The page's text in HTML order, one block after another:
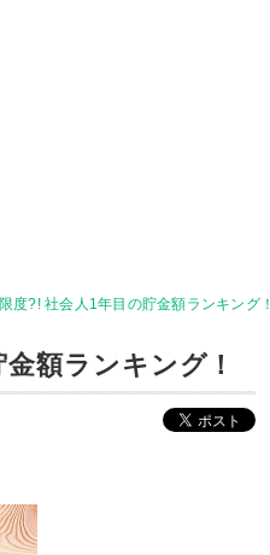
度?! 社会人1年目の貯金額ランキング！
額ランキング！